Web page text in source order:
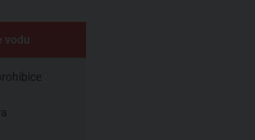
vodu